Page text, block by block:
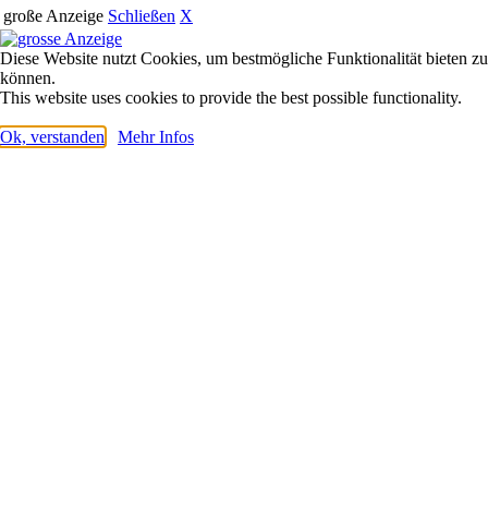
große Anzeige Schließen X
Diese Website nutzt Cookies, um bestmögliche Funktionalität bieten zu
können.
This website uses cookies to provide the best possible functionality.
Ok, verstanden Mehr Infos